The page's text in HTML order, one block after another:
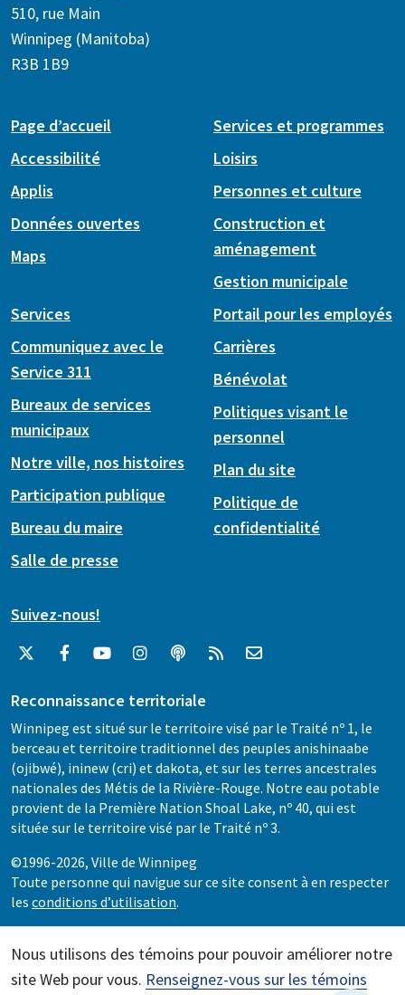
Nous utilisons des témoins pour pouvoir améliorer notre
site Web pour vous. Renseignez-vous sur les témoins
510, rue Main
Winnipeg (Manitoba)
R3B 1B9
Page d’accueil
Accessibilité
Applis
Données ouvertes
Maps
Services et programmes
Loisirs
Personnes et culture
Construction et
aménagement
Gestion municipale
Services
Communiquez avec le
Service 311
Bureaux de services
municipaux
Notre ville, nos histoires
Participation publique
Bureau du maire
Salle de presse
Portail pour les employés
Carrières
Bénévolat
Politiques visant le
personnel
Plan du site
Politique de
confidentialité
Suivez-nous!
Reconnaissance territoriale
Winnipeg est situé sur le territoire visé par le Traité nº 1, le
berceau et territoire traditionnel des peuples anishinaabe
(ojibwé), ininew (cri) et dakota, et sur les terres ancestrales
nationales des Métis de la Rivière-Rouge. Notre eau potable
provient de la Première Nation Shoal Lake, nº 40, qui est
située sur le territoire visé par le Traité nº 3.
©1996-2026, Ville de Winnipeg
Toute personne qui navigue sur ce site consent à en respecter
les conditions d’utilisation.